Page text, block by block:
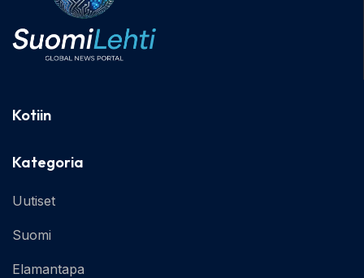
Kotiin
Kategoria
Uutiset
Suomi
Elamantapa